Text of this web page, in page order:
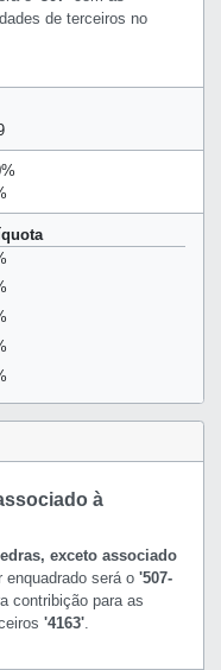
de terceiros no
à
exceto associado
será o '507-
contribição para as
'4163'.